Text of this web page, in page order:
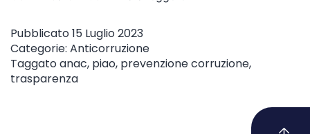
Pubblicato15 Luglio 2023
Categorie: Anticorruzione
Taggatoanac, piao, prevenzione corruzione,
trasparenza